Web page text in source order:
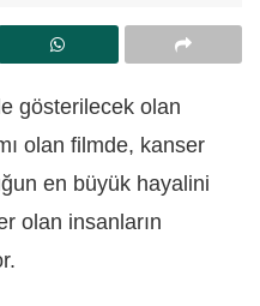
gösterilecek olan
olan filmde, kanser
en büyük hayalini
olan insanların